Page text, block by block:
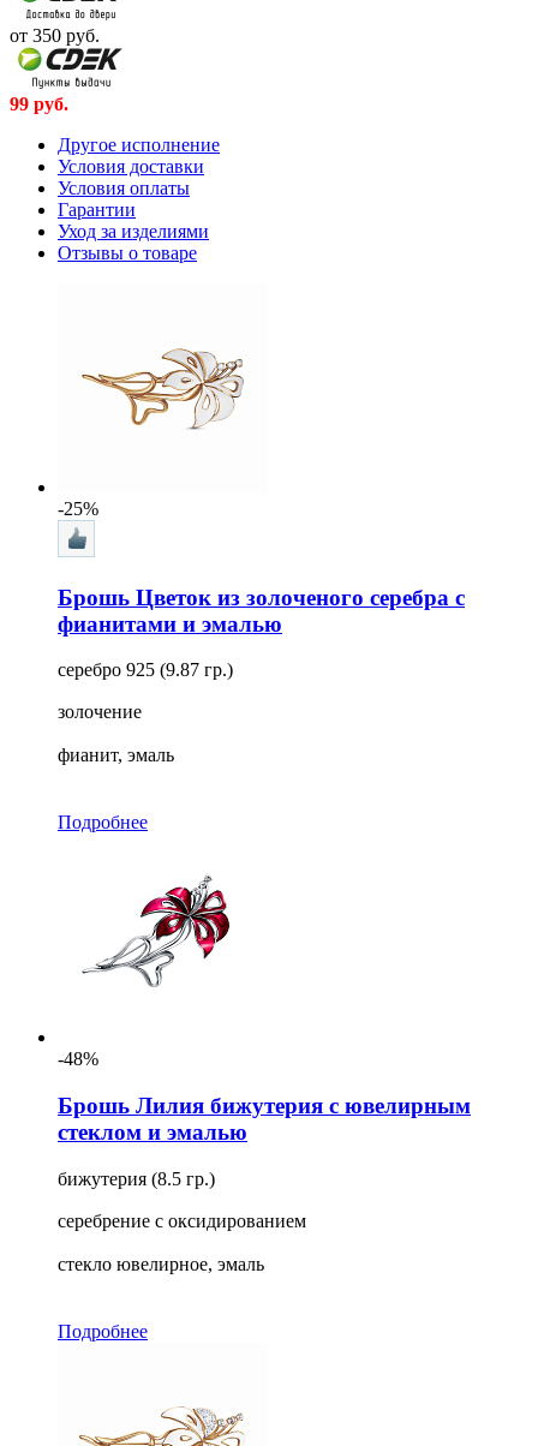
от 350 руб.
99 руб.
Другое исполнение
Условия доставки
Условия оплаты
Гарантии
Уход за изделиями
Отзывы о товаре
-25%
Брошь Цветок из золоченого серебра с
фианитами и эмалью
серебро 925 (9.87 гр.)
золочение
фианит, эмаль
Подробнее
-48%
Брошь Лилия бижутерия с ювелирным
стеклом и эмалью
бижутерия (8.5 гр.)
серебрение с оксидированием
стекло ювелирное, эмаль
Подробнее